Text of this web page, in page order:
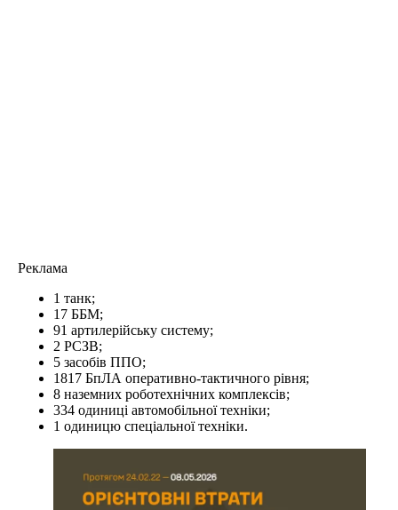
Реклама
1 танк;
17 ББМ;
91 артилерійську систему;
2 РСЗВ;
5 засобів ППО;
1817 БпЛА оперативно-тактичного рівня;
8 наземних роботехнічних комплексів;
334 одиниці автомобільної техніки;
1 одиницю спеціальної техніки.